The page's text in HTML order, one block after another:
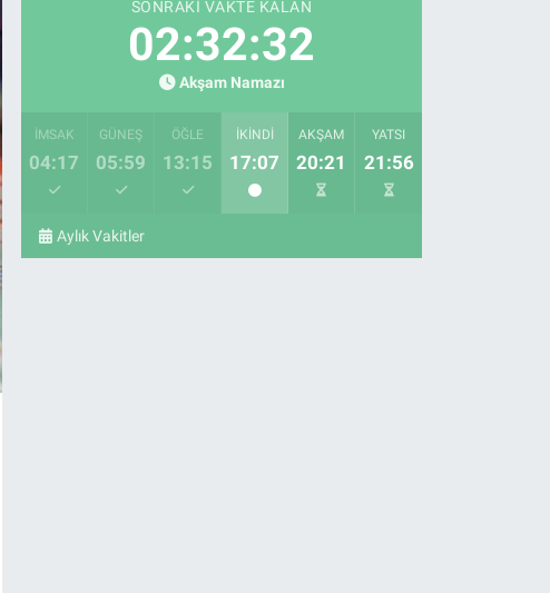
SONRAKI VAKTE KALAN
02:32:31
Akşam Namazı
İMSAK
04:17
GÜNEŞ
05:59
ÖĞLE
13:15
İKINDI
17:07
AKŞAM
20:21
YATSI
21:56
Aylık Vakitler